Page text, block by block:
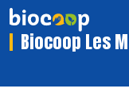
Biocoop Les